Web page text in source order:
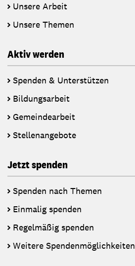
Unsere Arbeit
Unsere Themen
Aktiv werden
Spenden & Unterstützen
Bildungsarbeit
Gemeindearbeit
Stellenangebote
Jetzt spenden
Spenden nach Themen
Einmalig spenden
Regelmäßig spenden
Weitere Spendenmöglichkeiten